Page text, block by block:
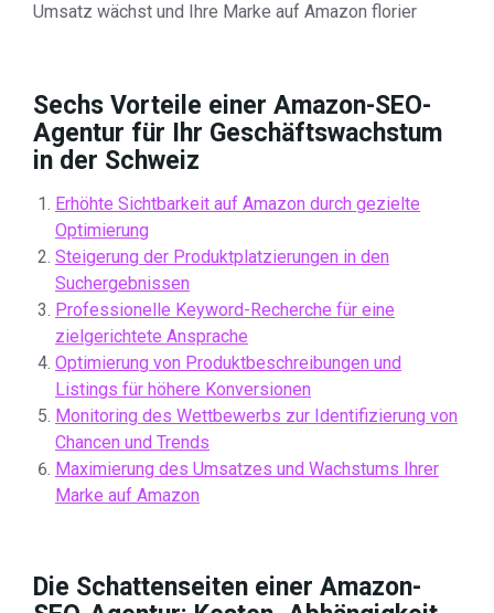
Umsatz wächst und Ihre Marke auf Amazon florier
Sechs Vorteile einer Amazon-SEO-
Agentur für Ihr Geschäftswachstum
in der Schweiz
Erhöhte Sichtbarkeit auf Amazon durch gezielte
Optimierung
Steigerung der Produktplatzierungen in den
Suchergebnissen
Professionelle Keyword-Recherche für eine
zielgerichtete Ansprache
Optimierung von Produktbeschreibungen und
Listings für höhere Konversionen
Monitoring des Wettbewerbs zur Identifizierung von
Chancen und Trends
Maximierung des Umsatzes und Wachstums Ihrer
Marke auf Amazon
Die Schattenseiten einer Amazon-